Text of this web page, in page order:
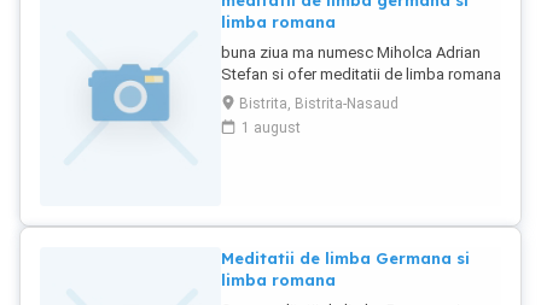
limba romana
buna ziua ma numesc Miholca Adrian
Stefan si ofer meditatii de limba romana
si limba germana toate clasele
Bistrita, Bistrita-Nasaud
1 august
Meditatii de limba Germana si
limba romana